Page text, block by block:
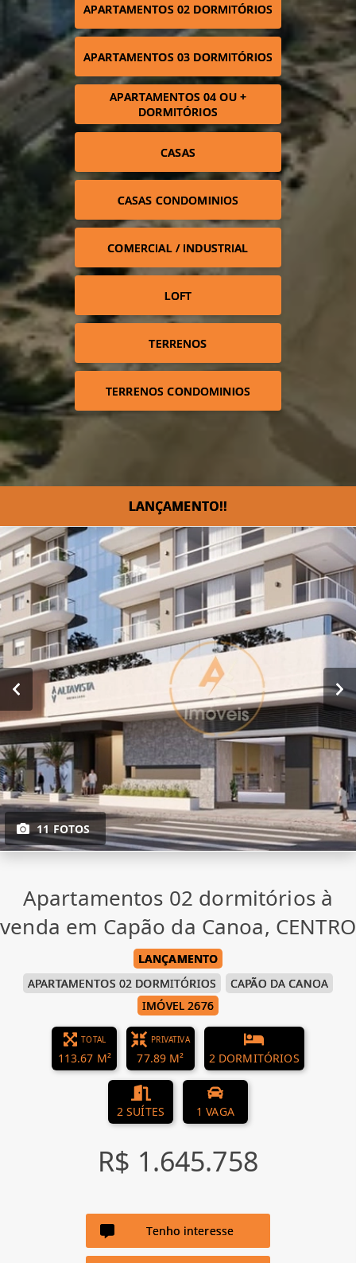
APARTAMENTOS 02 DORMITÓRIOS
APARTAMENTOS 03 DORMITÓRIOS
APARTAMENTOS 04 OU +
DORMITÓRIOS
CASAS
CASAS CONDOMINIOS
COMERCIAL / INDUSTRIAL
LOFT
TERRENOS
TERRENOS CONDOMINIOS
LANÇAMENTO!!
11 FOTOS
Apartamentos 02 dormitórios à
venda em Capão da Canoa, CENTRO
LANÇAMENTO
APARTAMENTOS 02 DORMITÓRIOS
CAPÃO DA CANOA
IMÓVEL 2676
TOTAL
113.67 M²
PRIVATIVA
77.89 M² 2 DORMITÓRIOS
2 SUÍTES 1 VAGA
R$ 1.645.758
Tenho interesse